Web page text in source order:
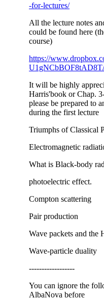
-for-lectures/
All the lecture notes
could be found here
course)
https://
It will be highly
Harris'book or Chap.
please be prepared to
during the first lecture
Triumphs of Classical
Electromagnetic
What is Black-body
photoelectric effect.
Compton scattering
Pair production
Wave packets and the
Wave-particle duality
------------------
You can ignore the
AlbaNova before